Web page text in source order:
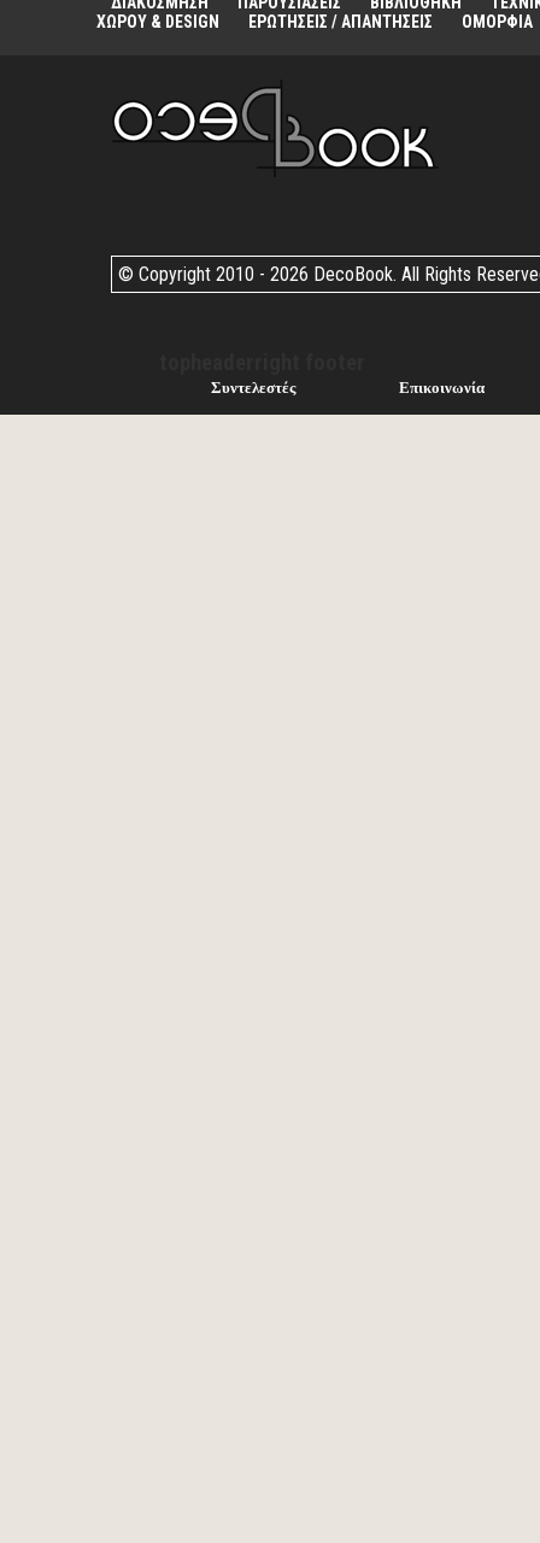
ΧΩΡΟΥ & DESIGN
ΕΡΩΤΗΣΕΙΣ / ΑΠΑΝΤΗΣΕΙΣ ΟΜΟΡΦΙΑ
© Copyright 2010 - 2026 DecoBook. All Rights
Συντελεστές Επικοινωνία